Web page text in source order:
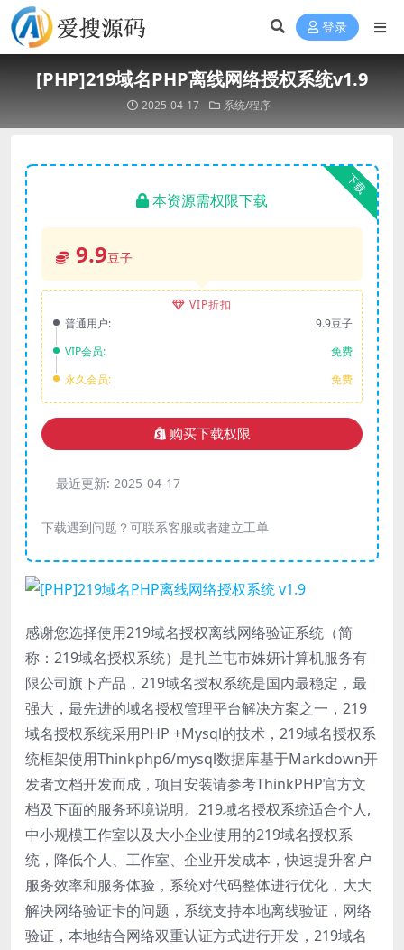
登录
[PHP]219域名PHP离线网络授权系统v1.9
2025-04-17 系统/程序
下载
本资源需权限下载
9.9豆子
VIP折扣
普通用户:
9.9豆子
VIP会员:
免费
永久会员:
免费
购买下载权限
最近更新: 2025-04-17
下载遇到问题？可联系客服或者建立工单
感谢您选择使用219域名授权离线网络验证系统（简
称：219域名授权系统）是扎兰屯市姝妍计算机服务有
限公司旗下产品，219域名授权系统是国内最稳定，最
强大，最先进的域名授权管理平台解决方案之一，219
域名授权系统采用PHP +Mysql的技术，219域名授权系
统框架使用Thinkphp6/mysql数据库基于Markdown开
发者文档开发而成，项目安装请参考ThinkPHP官方文
档及下面的服务环境说明。219域名授权系统适合个人,
中小规模工作室以及大小企业使用的219域名授权系
统，降低个人、工作室、企业开发成本，快速提升客户
服务效率和服务体验，系统对代码整体进行优化，大大
解决网络验证卡的问题，系统支持本地离线验证，网络
验证，本地结合网络双重认证方式进行开发，219域名